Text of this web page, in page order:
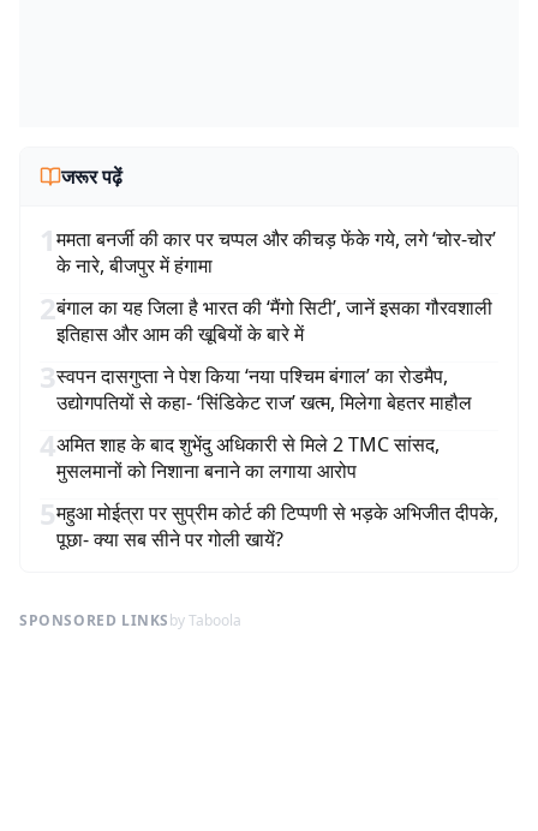
जरूर पढ़ें
1ममता बनर्जी की कार पर चप्पल और कीचड़ फेंके गये, लगे ‘चोर-चोर’
के नारे, बीजपुर में हंगामा
2बंगाल का यह जिला है भारत की ‘मैंगो सिटी’, जानें इसका गौरवशाली
इतिहास और आम की खूबियों के बारे में
3स्वपन दासगुप्ता ने पेश किया ‘नया पश्चिम बंगाल’ का रोडमैप,
उद्योगपतियों से कहा- ‘सिंडिकेट राज’ खत्म, मिलेगा बेहतर माहौल
4अमित शाह के बाद शुभेंदु अधिकारी से मिले 2 TMC सांसद,
मुसलमानों को निशाना बनाने का लगाया आरोप
5महुआ मोईत्रा पर सुप्रीम कोर्ट की टिप्पणी से भड़के अभिजीत दीपके,
पूछा- क्या सब सीने पर गोली खायें?
SPONSORED LINKSby Taboola